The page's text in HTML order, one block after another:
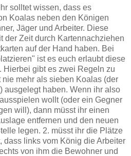
Ihr solltet wissen, dass es
Koalas neben den Königen
Jäger und Arbeiter. Diese
der Zeit durch Kartennachziehen
auf der Hand haben. Bei
ist es euch erlaubt diese
Hierbei gibt es zwei Regeln zu
nie mehr als sieben Koalas (der
ausgelegt haben. Wenn ihr also
wollt (oder ein Gegner
will), dann müsst ihr einen
entfernen und den neuen
legen. 2. müsst ihr die Plätze
dass links vom König die Arbeiter
von ihm die Bewohner und